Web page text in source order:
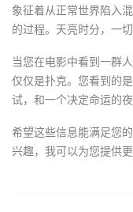
象征着从正常世界陷入
的过程。天亮时分，一切
当您在电影中看到一群
仅仅是扑克。您看到的
试，和一个决定命运的夜
希望这些信息能满足您
兴趣，我可以为您提供更